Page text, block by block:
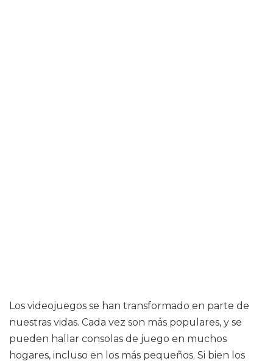
Los videojuegos se han transformado en parte de
nuestras vidas. Cada vez son más populares, y se
pueden hallar consolas de juego en muchos
hogares, incluso en los más pequeños. Si bien los